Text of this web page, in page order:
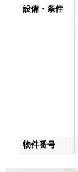
設備・条件
物件番号